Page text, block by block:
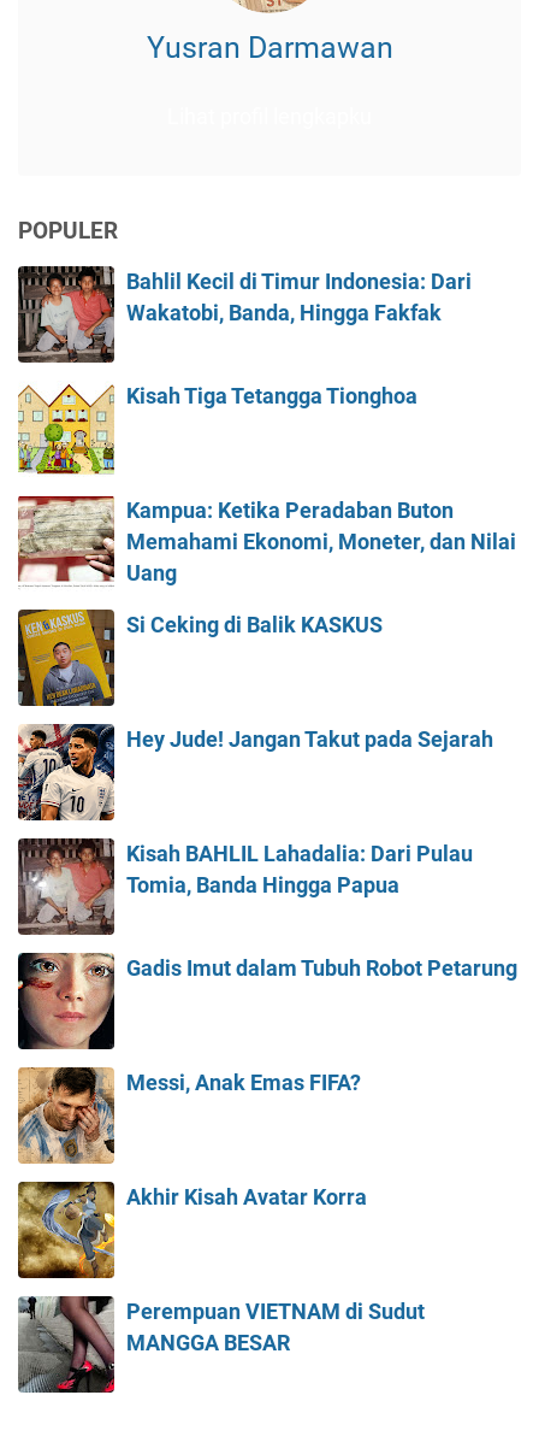
Yusran Darmawan
POPULER
Bahlil Kecil di Timur Indonesia: Dari
Wakatobi, Banda, Hingga Fakfak
Kisah Tiga Tetangga Tionghoa
Kampua: Ketika Peradaban Buton
Memahami Ekonomi, Moneter, dan Nilai
Uang
Si Ceking di Balik KASKUS
Hey Jude! Jangan Takut pada Sejarah
Kisah BAHLIL Lahadalia: Dari Pulau
Tomia, Banda Hingga Papua
Gadis Imut dalam Tubuh Robot Petarung
Messi, Anak Emas FIFA?
Akhir Kisah Avatar Korra
Perempuan VIETNAM di Sudut
MANGGA BESAR